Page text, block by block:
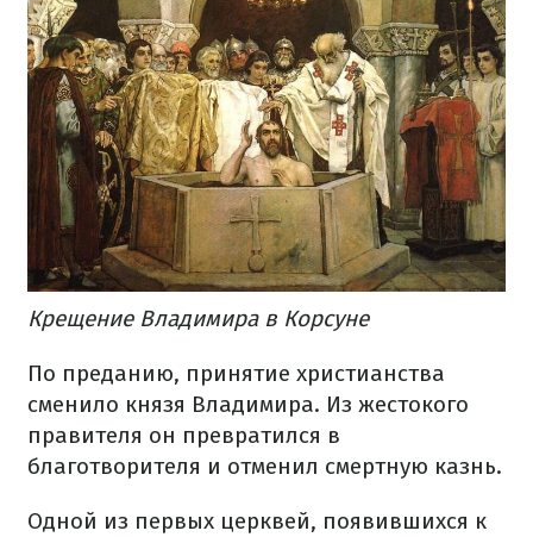
Крещение Владимира в Корсуне
По преданию, принятие христианства
сменило князя Владимира. Из жестокого
правителя он превратился в
благотворителя и отменил смертную казнь.
Одной из первых церквей, появившихся к